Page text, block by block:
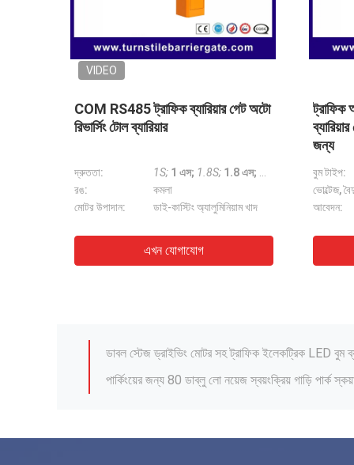
VIDEO
ডিসি সার্ভো মোটর সহ স্বয়ংক্রিয় বাধা গেট
6M বুম দৈর্ঘ্য এবং পার্কিং লট জন্য নিয়মিত
বুম টাইপ:
বৃত্তাকার গর্জন
হাউজিং রঙ:
কমলা
আবেদন:
পার্কিং লট
এখন যোগাযোগ
ভারী
ট্রাফিক
সার্ভো
বল:
মোটর:
দ্রুততা:
Road vehicle Parking Barrier Gate system
80W Bus station Automatic Boom Barrier